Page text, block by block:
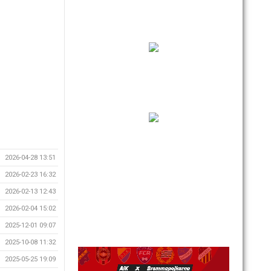
2026-04-28 13:51
2026-02-23 16:32
2026-02-13 12:43
2026-02-04 15:02
2025-12-01 09:07
2025-10-08 11:32
2025-05-25 19:09